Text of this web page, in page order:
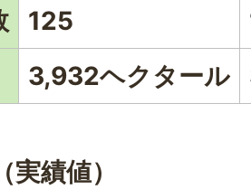
125
3,932ヘクタール
績値）